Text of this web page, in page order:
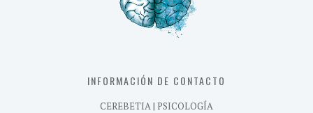
INFORMACIÓN DE CONTACTO
CEREBETIA | PSICOLOGÍA